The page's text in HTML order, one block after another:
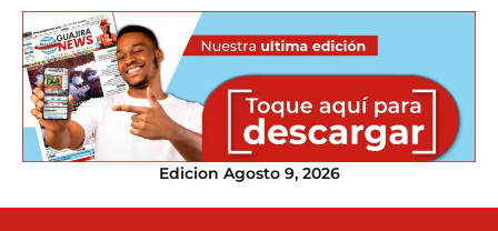
Edicion Agosto 9, 2026